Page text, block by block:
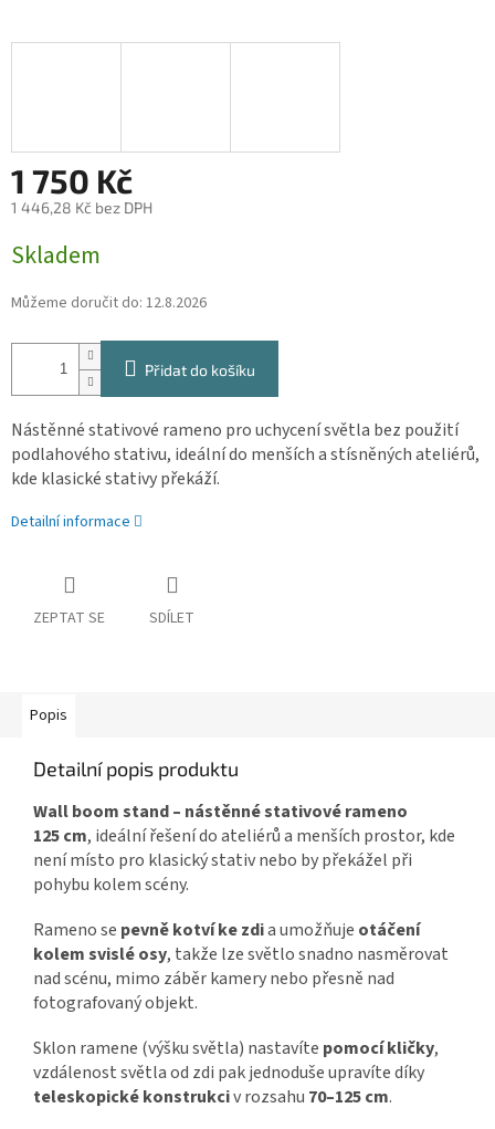
1 750 Kč
1 446,28 Kč bez DPH
cena:
Skladem
Můžeme doručit do: 12.8.2026
Přidat do košíku
Nástěnné stativové rameno pro uchycení světla bez použití
podlahového stativu, ideální do menších a stísněných ateliérů,
kde klasické stativy překáží.
Detailní informace
ZEPTAT SE SDÍLET
Popis
Detailní popis produktu
Wall boom stand – nástěnné stativové rameno
125 cm, ideální řešení do ateliérů a menších prostor, kde
není místo pro klasický stativ nebo by překážel při
pohybu kolem scény.
Rameno se pevně kotví ke zdia umožňuje otáčení
kolem svislé osy, takže lze světlo snadno nasměrovat
nad scénu, mimo záběr kamery nebo přesně nad
fotografovaný objekt.
Sklon ramene (výšku světla) nastavíte pomocí kličky,
vzdálenost světla od zdi pak jednoduše upravíte díky
teleskopické konstrukciv rozsahu 70–125 cm.